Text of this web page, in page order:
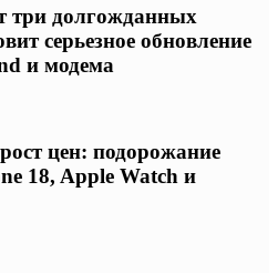
три долгожданных
серьезное обновление
и модема
цен: подорожание
18, Apple Watch и